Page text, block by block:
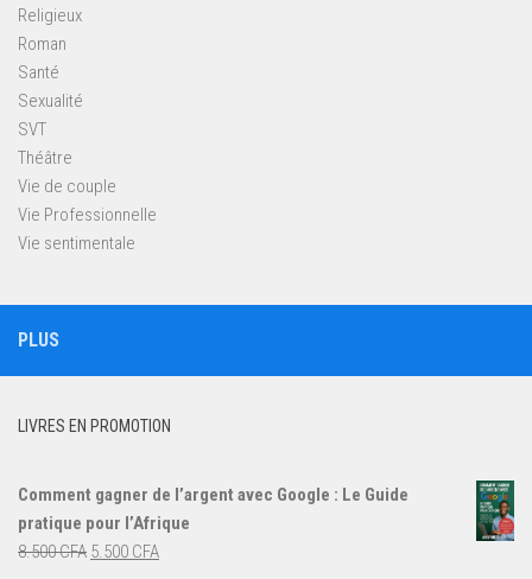
Religieux
Roman
Santé
Sexualité
SVT
Théâtre
Vie de couple
Vie Professionnelle
Vie sentimentale
PLUS
LIVRES EN PROMOTION
Comment gagner de l’argent avec Google : Le Guide
pratique pour l’Afrique
8.500CFA Le
5.500 CFALe